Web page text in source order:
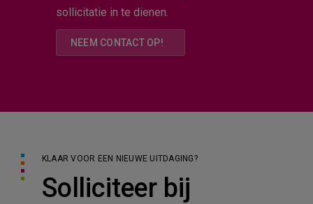
sollicitatie in te dienen.
NEEM CONTACT OP!
KLAAR VOOR EEN NIEUWE UITDAGING?
Solliciteer bij